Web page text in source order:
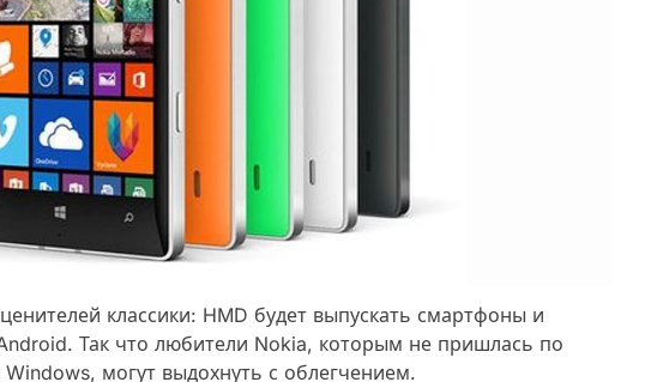
классики: HMD будет выпускать смартфоны и
Так что любители Nokia, которым не пришлась по
могут выдохнуть с облегчением.